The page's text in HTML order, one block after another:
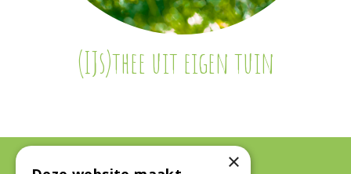
(IJs)thee uit eigen tuin
×